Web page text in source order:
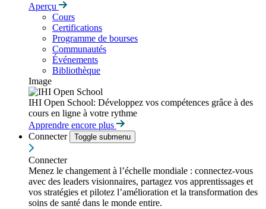
Aperçu
Cours
Certifications
Programme de bourses
Communautés
Événements
Bibliothèque
Image
IHI Open School: Développez vos compétences grâce à des
cours en ligne à votre rythme
Apprendre encore plus
Connecter
Toggle submenu
Connecter
Menez le changement à l’échelle mondiale : connectez-vous
avec des leaders visionnaires, partagez vos apprentissages et
vos stratégies et pilotez l’amélioration et la transformation des
soins de santé dans le monde entire.